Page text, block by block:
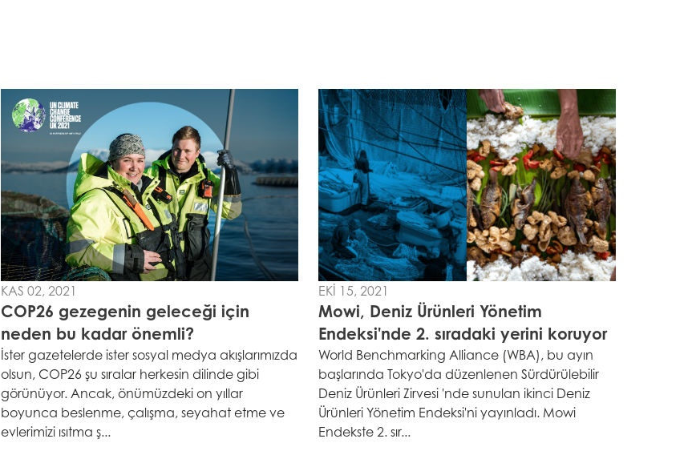
Mowi Korea
Mowi Taiwan
KAS 02, 2021
COP26 gezegenin geleceği için
neden bu kadar önemli?
İster gazetelerde ister sosyal medya akışlarımızda
olsun, COP26 şu sıralar herkesin dilinde gibi
görünüyor. Ancak, önümüzdeki on yıllar
boyunca beslenme, çalışma, seyahat etme ve
evlerimizi ısıtma ş...
EKI 15, 2021
Mowi, Deniz Ürünleri Yönetim
Endeksi'nde 2. sıradaki yerini koruyor
World Benchmarking Alliance (WBA), bu ayın
başlarında Tokyo'da düzenlenen Sürdürülebilir
Deniz Ürünleri Zirvesi 'nde sunulan ikinci Deniz
Ürünleri Yönetim Endeksi'ni yayınladı. Mowi
Endekste 2. sır...